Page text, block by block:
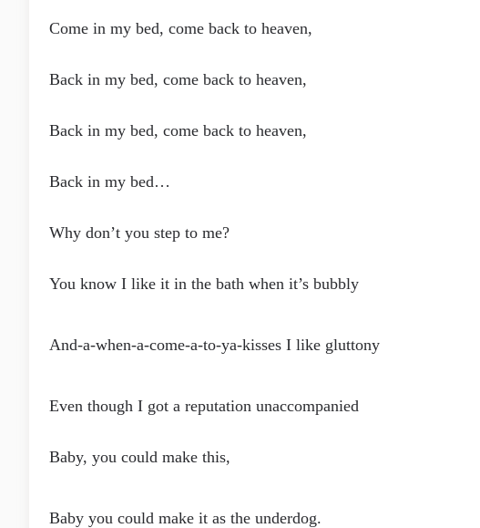
Come in my bed, come back to heaven,
Back in my bed, come back to heaven,
Back in my bed, come back to heaven,
Back in my bed…
Why don’t you step to me?
You know I like it in the bath when it’s bubbly
And-a-when-a-come-a-to-ya-kisses I like gluttony
Even though I got a reputation unaccompanied
Baby, you could make this,
Baby you could make it as the underdog.